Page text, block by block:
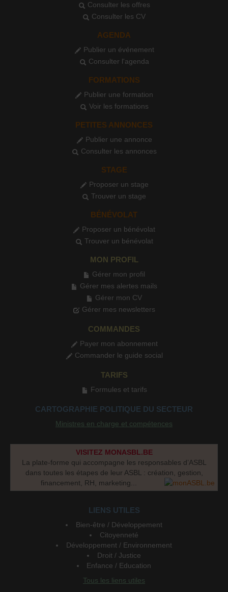
Consulter les offres
Consulter les CV
AGENDA
Publier un événement
Consulter l'agenda
FORMATIONS
Publier une formation
Voir les formations
PETITES ANNONCES
Publier une annonce
Consulter les annonces
STAGE
Proposer un stage
Trouver un stage
BÉNÉVOLAT
Proposer un bénévolat
Trouver un bénévolat
MON PROFIL
Gérer mon profil
Gérer mes alertes mails
Gérer mon CV
Gérer mes newsletters
COMMANDES
Payer mon abonnement
Commander le guide social
TARIFS
Formules et tarifs
CARTOGRAPHIE POLITIQUE DU SECTEUR
Ministres en charge et compétences
VISITEZ MONASBL.BE
La plate-forme qui accompagne les responsables d’ASBL
dans toutes les étapes de leur ASBL : création, gestion,
financement, RH, marketing...
LIENS UTILES
Bien-être / Développement
Citoyenneté
Développement / Environnement
Droit / Justice
Enfance / Education
Tous les liens utiles